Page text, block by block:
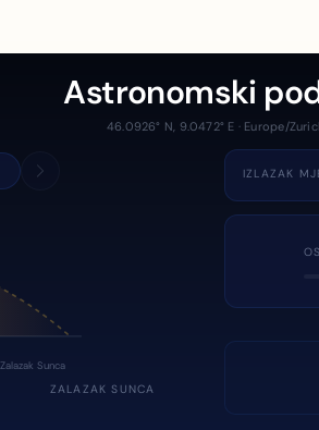
Astronomski
46.0926° N, 9.0472° E · Europe/
Zalazak Sunca
ZALAZAK SUNCA
IZLAZAK